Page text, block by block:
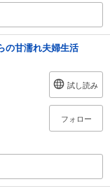
の甘濡れ夫婦生活
試し読み
フォロー